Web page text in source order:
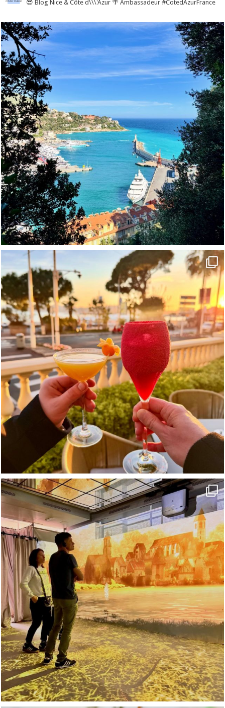
😎 Blog Nice & Côte d\\\'Azur 🌴 Ambassadeur #CotedAzurFrance